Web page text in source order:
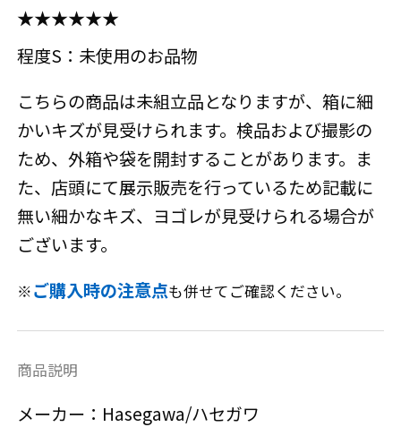
★★★★★★
程度S：未使用のお品物
こちらの商品は未組立品となりますが、箱に細
かいキズが見受けられます。検品および撮影の
ため、外箱や袋を開封することがあります。ま
た、店頭にて展示販売を行っているため記載に
無い細かなキズ、ヨゴレが見受けられる場合が
ございます。
※ご購入時の注意点も併せてご確認ください。
商品説明
メーカー：Hasegawa/ハセガワ